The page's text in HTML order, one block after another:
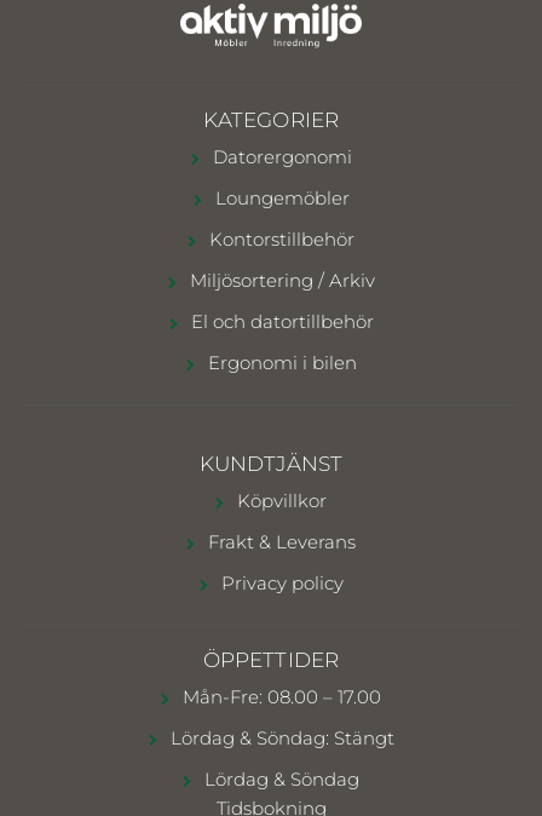
KATEGORIER
Datorergonomi
Loungemöbler
Kontorstillbehör
Miljösortering / Arkiv
El och datortillbehör
Ergonomi i bilen
KUNDTJÄNST
Köpvillkor
Frakt & Leverans
Privacy policy
ÖPPETTIDER
Mån-Fre: 08.00 – 17.00
Lördag & Söndag: Stängt
Lördag & Söndag
Tidsbokning